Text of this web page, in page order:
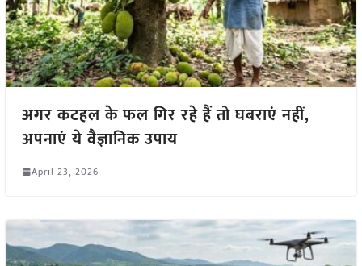
अगर कटहल के फल गिर रहे हैं तो घबराएं नहीं,
अपनाएं ये वैज्ञानिक उपाय
April 23, 2026